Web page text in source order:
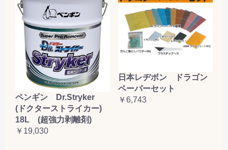
ペンギン Dr.Stryker
(ドクターストライカー)
18L (超強力剥離剤)
￥19,030
日本レヂボン ドラゴン
ペーパーセット
￥6,743